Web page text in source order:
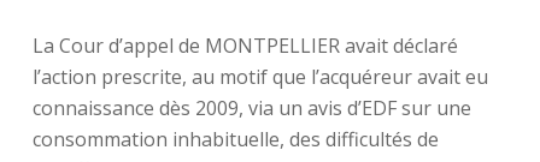
La Cour d’appel de MONTPELLIER avait déclaré
l’action prescrite, au motif que l’acquéreur avait eu
connaissance dès 2009, via un avis d’EDF sur une
consommation inhabituelle, des difficultés de